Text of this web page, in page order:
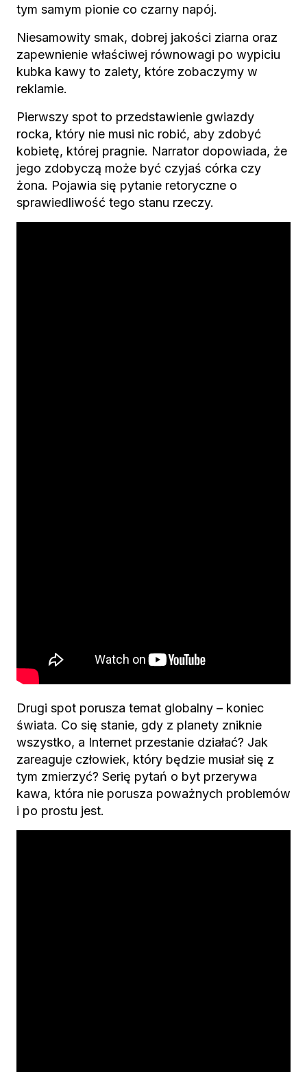
tym samym pionie co czarny napój.
Niesamowity smak, dobrej jakości ziarna oraz
zapewnienie właściwej równowagi po wypiciu
kubka kawy to zalety, które zobaczymy w
reklamie.
Pierwszy spot to przedstawienie gwiazdy
rocka, który nie musi nic robić, aby zdobyć
kobietę, której pragnie. Narrator dopowiada, że
jego zdobyczą może być czyjaś córka czy
żona. Pojawia się pytanie retoryczne o
sprawiedliwość tego stanu rzeczy.
Drugi spot porusza temat globalny – koniec
świata. Co się stanie, gdy z planety zniknie
wszystko, a Internet przestanie działać? Jak
zareaguje człowiek, który będzie musiał się z
tym zmierzyć? Serię pytań o byt przerywa
kawa, która nie porusza poważnych problemów
i po prostu jest.